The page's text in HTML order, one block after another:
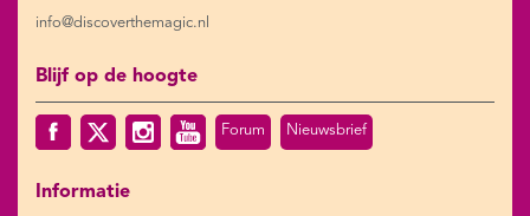
info@discoverthemagic.nl
Blijf op de hoogte
Forum Nieuwsbrief
Informatie